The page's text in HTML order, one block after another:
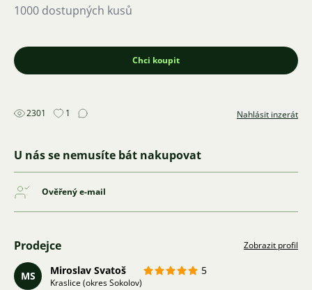
1000 dostupných kusů
Chci koupit
2301 1 Nahlásit inzerát
U nás se nemusíte bát nakupovat
Ověřený e-mail
Prodejce Zobrazit profil
MS Miroslav Svatoš 5
Kraslice (okres Sokolov)